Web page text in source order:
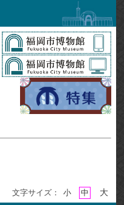
文字サイズ： 小 中 大